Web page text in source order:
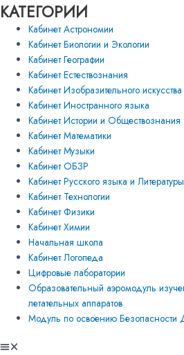
КАТЕГОРИИ
Кабинет Астрономии
Кабинет Биологии и Экологии
Кабинет Географии
Кабинет Естествознания
Кабинет Изобразительного
Кабинет Иностранного языка
Кабинет Истории и Обществознания
Кабинет Математики
Кабинет Музыки
Кабинет ОБЗР
Кабинет Русского языка и Литературы
Кабинет Технологии
Кабинет Физики
Кабинет Химии
Начальная школа
Кабинет Логопеда
Цифровые лаборатории
Образовательный аэромодуль
летательных аппаратов
Модуль по освоению